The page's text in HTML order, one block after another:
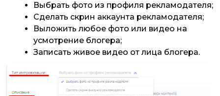
Выбрать фото из профиля рекламодателя;
Сделать скрин аккаунта рекламодателя;
Выложить любое фото или видео на
усмотрение блогера;
Записать живое видео от лица блогера.